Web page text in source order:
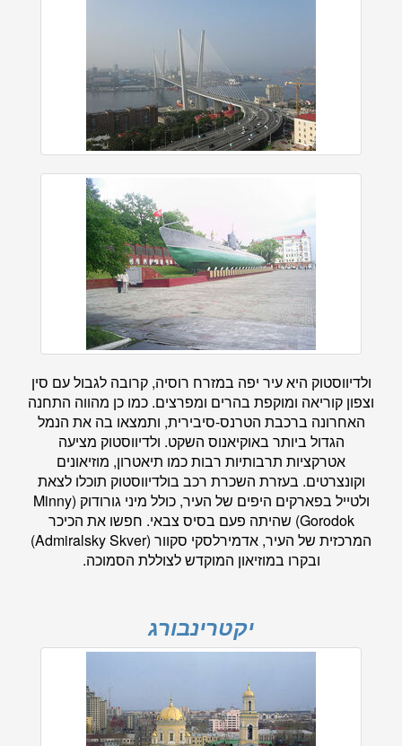
ולדיווסטוק היא עיר יפה במזרח רוסיה, קרובה לגבול עם סין
וצפון קוריאה ומוקפת בהרים ומפרצים. כמו כן מהווה התחנה
האחרונה ברכבת הטרנס-סיבירית, ותמצאו בה את הנמל
הגדול ביותר באוקיאנוס השקט. ולדיווסטוק מציעה
אטרקציות תרבותיות רבות כמו תיאטרון, מוזיאונים
וקונצרטים. בעזרת השכרת רכב בולדיווסטוק תוכלו לצאת
ולטייל בפארקים היפים של העיר, כולל מיני גורודוק (Minny
Gorodok) שהיתה פעם בסיס צבאי. חפשו את הכיכר
המרכזית של העיר, אדמירלסקי סקוור (Admiralsky Skver)
ובקרו במוזיאון המוקדש לצוללת הסמוכה.
יקטרינבורג